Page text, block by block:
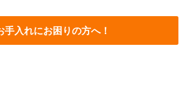
手入れにお困りの方へ！